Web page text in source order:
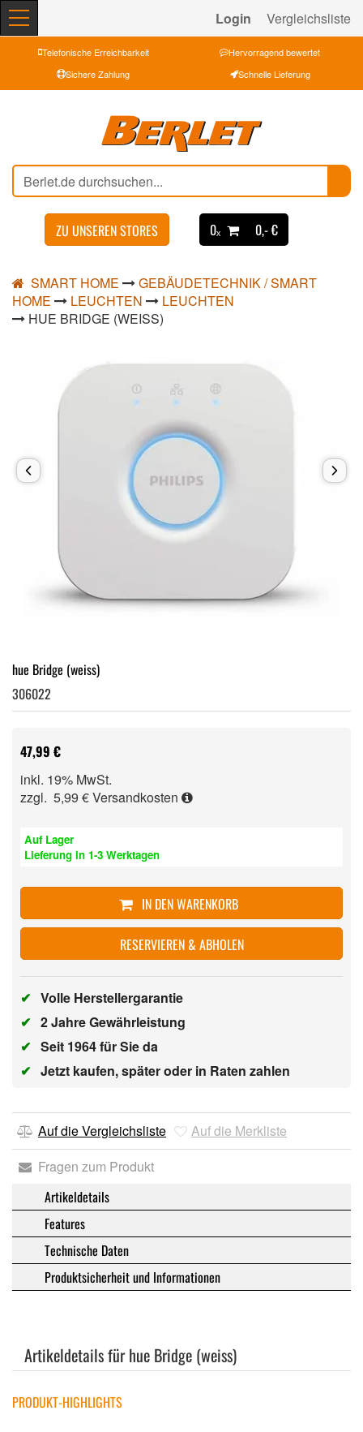
Login Vergleichsliste
Telefonische Erreichbarkeit
Hervorragend bewertet
Sichere Zahlung
Schnelle Lieferung
ZU UNSEREN STORES 0ₓ 0,- €
SMART HOME
GEBÄUDETECHNIK / SMART
HOME
LEUCHTEN
LEUCHTEN
HUE BRIDGE (WEISS)
hue Bridge (weiss)
306022
47,99 €
inkl. 19% MwSt.
zzgl. 5,99 €Versandkosten
Auf Lager
Lieferung in 1-3 Werktagen
IN DEN WARENKORB
RESERVIEREN & ABHOLEN
✔ Volle Herstellergarantie
✔ 2 Jahre Gewährleistung
✔ Seit 1964 für Sie da
✔ Jetzt kaufen, später oder in Raten zahlen
Auf die Vergleichsliste
Auf die Merkliste
Fragen zum Produkt
Artikeldetails
Features
Technische Daten
Produktsicherheit und Informationen
Artikeldetails für hue Bridge (weiss)
PRODUKT-HIGHLIGHTS